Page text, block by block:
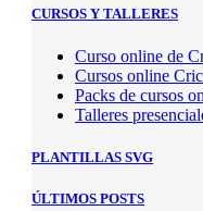
CURSOS Y TALLERES
Curso online de
Cursos online
Packs de cursos
Talleres
PLANTILLAS SVG
ÚLTIMOS POSTS